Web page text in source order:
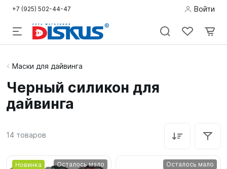
+7 (925) 502-44-47 Войти
Подводная
Дайвинг
Пляж
Фридайвинг
Маски для дайвинга
Черный силикон для
дайвинга
14 товаров
Новинка Осталось мало Осталось мало